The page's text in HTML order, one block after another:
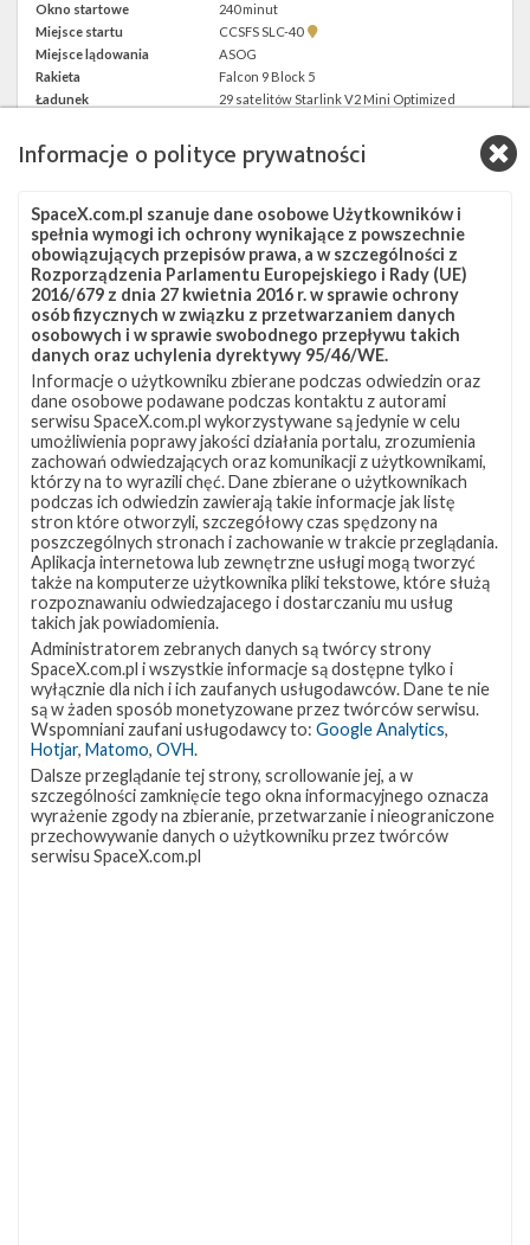
Okno startowe
240 minut
Miejsce startu
CCSFS SLC-40
Pokaż
40 w
Google
Miejsce lądowania
ASOG
Rakieta
Falcon 9 Block 5
Ładunek
29 satelitów Starlink V2 Mini Optimized
Z NASZEGO TWITTERA
Śledź nas na Twitterze
OSTATNIO POPULARNE
NAJPOPULARNIEJSZE TEMATY
Falcon 9 1047 Starlink 562 SLC-40 522
OCISLY 337 LC-39A 292 SLC-4E 284
NASA Lądowanie JRTI 214
ASOG Dragon 2 145 Osłony ładunku
Starship 107 Landing Zone 1
Informacje o polityce prywatności
SpaceX.com.pl szanuje dane osobowe Użytkowników i
spełnia wymogi ich ochrony wynikające z powszechnie
obowiązujących przepisów prawa, a w szczególności z
Rozporządzenia Parlamentu Europejskiego i Rady (UE)
2016/679 z dnia 27 kwietnia 2016 r. w sprawie ochrony
osób fizycznych w związku z przetwarzaniem danych
osobowych i w sprawie swobodnego przepływu takich
danych oraz uchylenia dyrektywy 95/46/WE.
Informacje o użytkowniku zbierane podczas odwiedzin oraz
dane osobowe podawane podczas kontaktu z autorami
serwisu SpaceX.com.pl wykorzystywane są jedynie w celu
umożliwienia poprawy jakości działania portalu, zrozumienia
zachowań odwiedzających oraz komunikacji z użytkownikami,
którzy na to wyrazili chęć. Dane zbierane o użytkownikach
podczas ich odwiedzin zawierają takie informacje jak listę
stron które otworzyli, szczegółowy czas spędzony na
poszczególnych stronach i zachowanie w trakcie przeglądania.
Aplikacja internetowa lub zewnętrzne usługi mogą tworzyć
także na komputerze użytkownika pliki tekstowe, które służą
rozpoznawaniu odwiedzajacego i dostarczaniu mu usług
takich jak powiadomienia.
Administratorem zebranych danych są twórcy strony
SpaceX.com.pl i wszystkie informacje są dostępne tylko i
wyłącznie dla nich i ich zaufanych usługodawców. Dane te nie
są w żaden sposób monetyzowane przez twórców serwisu.
Wspomniani zaufani usługodawcy to: Google Analytics,
Hotjar, Matomo, OVH.
Dalsze przeglądanie tej strony, scrollowanie jej, a w
szczególności zamknięcie tego okna informacyjnego oznacza
wyrażenie zgody na zbieranie, przetwarzanie i nieograniczone
przechowywanie danych o użytkowniku przez twórców
serwisu SpaceX.com.pl